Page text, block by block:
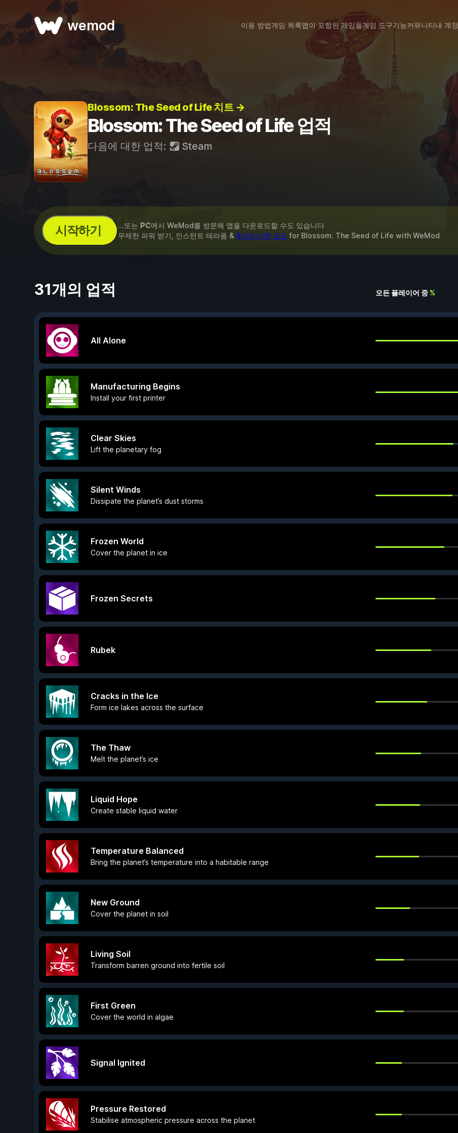
wemod 이용 방법게임 목록맵이 포함된 게임들게임 도구기능커뮤니티내 계정
Blossom: The Seed of Life 치트 →
Blossom: The Seed of Life 업적
다음에 대한 업적: Steam
시작하기 ...또는 PC에서 WeMod를 방문해 앱을 다운로드할 수도 있습니다
무제한 파워 받기, 인스턴트 테라폼 & 6개의 다른 모드 for Blossom: The Seed of Life with WeMod
31개의 업적 모든 플레이어 중%
All Alone
Manufacturing Begins
Install your first printer
Clear Skies
Lift the planetary fog
Silent Winds
Dissipate the planet’s dust storms
Frozen World
Cover the planet in ice
Frozen Secrets
Rubek
Cracks in the Ice
Form ice lakes across the surface
The Thaw
Melt the planet’s ice
Liquid Hope
Create stable liquid water
Temperature Balanced
Bring the planet’s temperature into a habitable range
New Ground
Cover the planet in soil
Living Soil
Transform barren ground into fertile soil
First Green
Cover the world in algae
Signal Ignited
Pressure Restored
Stabilise atmospheric pressure across the planet